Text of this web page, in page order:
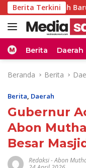
Langsung
ke
konten
Berita Terkini
Sawah Baru Seluas
Home
Berita Daerah
Beranda Berita
Berita, Daerah
Gubernur
Abon
Besar
Redaksi-Abon